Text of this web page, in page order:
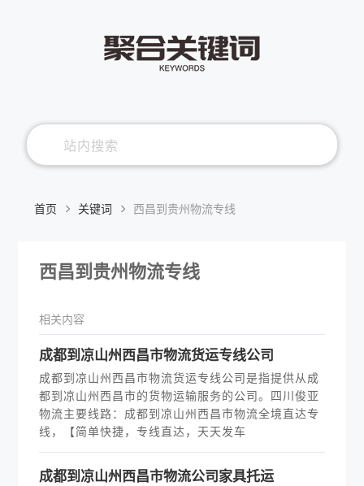
首页 关键词 西昌到贵州物流专线
西昌到贵州物流专线
相关内容
​成都到凉山州西昌市物流货运专线公司
成都到凉山州西昌市物流货运专线公司是指提供从成
都到凉山州西昌市的货物运输服务的公司。四川俊亚
物流主要线路：成都到凉山州西昌市物流全境直达专
线，【简单快捷，专线直达，天天发车
​成都到凉山州西昌市物流公司家具托运